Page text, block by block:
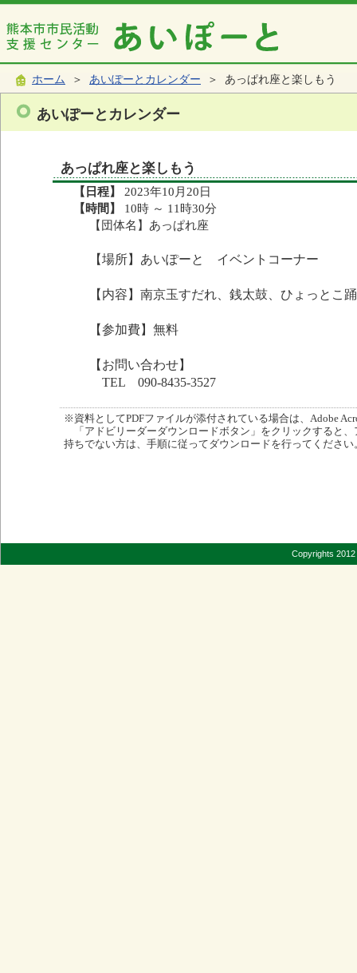
ホーム ＞ あいぽーとカレンダー ＞ あっぱれ座と楽しもう
あいぽーとカレンダー
あっぱれ座と楽しもう
【日程】
2023年10月20日
【時間】
10時 ～ 11時30分
【団体名】あっぱれ座
【場所】あいぽーと イベントコーナー
【内容】南京玉すだれ、銭太鼓、ひょっとこ
【参加費】無料
【お問い合わせ】
TEL 090-8435-3527
※資料としてPDFファイルが添付されている場合は、Adobe
「アドビリーダーダウンロードボタン」をクリックすると
持ちでない方は、手順に従ってダウンロードを行ってください
Copyrights